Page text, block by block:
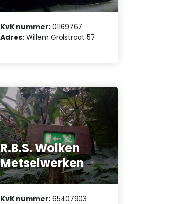
KvK nummer: 01169767
Adres: Willem Grolstraat 57
R.B.S. Wolken
Metselwerken
KvK nummer: 65407903